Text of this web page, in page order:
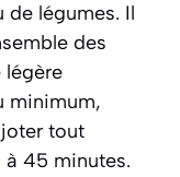
de légumes. Il
des
légère
minimum,
tout
45 minutes.